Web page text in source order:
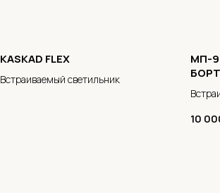
KASKAD FLEX
Встраиваемый светильник
МП-
10